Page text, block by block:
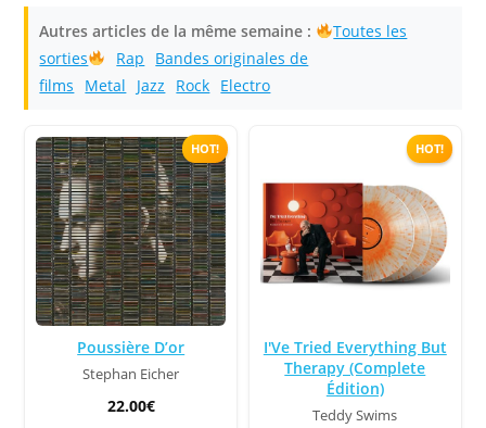
Autres articles de la même semaine :
Toutes les
sorties
Rap
Bandes originales de
films
Metal Jazz Rock Electro
HOT!
Poussière D’or
Stephan Eicher
22.00€
HOT!
I'Ve Tried Everything But
Therapy (Complete
Édition)
Teddy Swims